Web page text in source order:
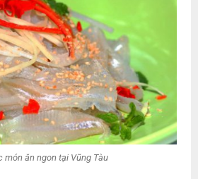
món ăn ngon tại Vũng Tàu